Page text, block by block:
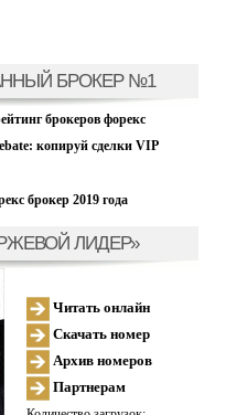
БРОКЕР №1
брокеров форекс
копируй сделки VIP
брокер 2019 года
ЛИДЕР»
Читать онлайн
Скачать номер
Архив номеров
Партнерам